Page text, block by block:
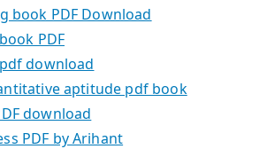
book PDF Download
PDF
download
aptitude pdf book
download
PDF by Arihant